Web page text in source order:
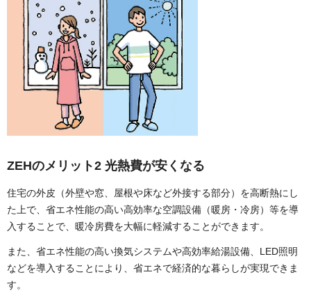
ZEHのメリット2 光熱費が安くなる
住宅の外皮（外壁や窓、屋根や床など外接する部分）を高断熱にし
た上で、省エネ性能の高い高効率な空調設備（暖房・冷房）等を導
入することで、暖冷房費を大幅に軽減することができます。
また、省エネ性能の高い換気システムや高効率給湯設備、LED照明
などを導入することにより、省エネで経済的な暮らしが実現できま
す。